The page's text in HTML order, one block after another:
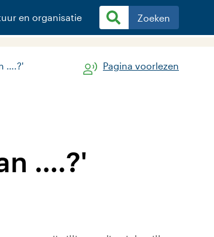
en organisatie Zoeken
….?' Pagina voorlezen
….?'